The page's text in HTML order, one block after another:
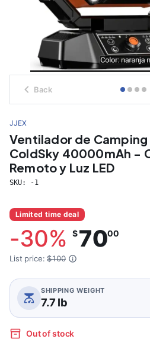
Back
JJEX
Ventilador de
ColdSky 40000mAh -
Remoto y Luz LED
SKU: -1
Limited time deal
-30% $7000
List price:$100
SHIPPING WEIGHT
7.7 lb
Out of stock